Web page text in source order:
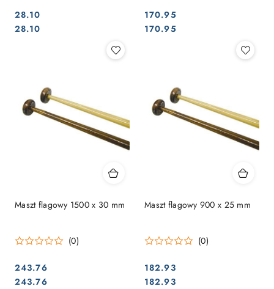
Cena:
28.10
Cena:
28.10 Cena:
170.95
Cena:
170.95
Maszt flagowy 1500 x 30 mm
(0)
Cena:
243.76
Cena:
243.76
Maszt flagowy 900 x 25 mm
(0)
Cena:
182.93
Cena:
182.93